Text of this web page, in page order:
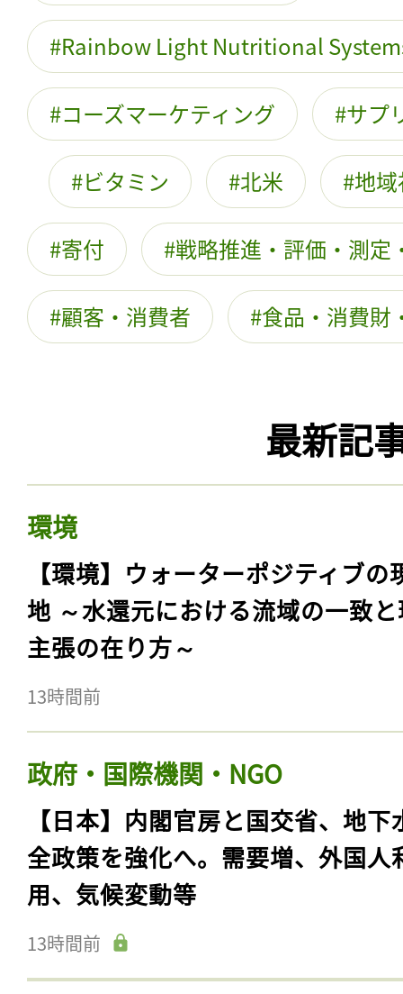
Rainbow Light Nutritional
コーズマーケティング サプ
ビタミン 北米 地
寄付 戦略推進・評価・測定
顧客・消費者 食品・消費財
最新記
環境
【環境】ウォーターポジティブの
地 ～水還元における流域の一致
主張の在り方～
13時間前
政府・国際機関・NGO
【日本】内閣官房と国交省、地下
全政策を強化へ。需要増、外国人
用、気候変動等
13時間前